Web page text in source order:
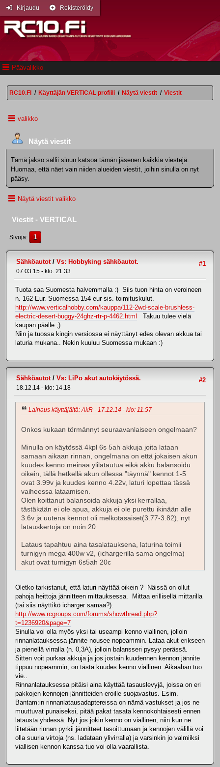
Päävalikko
Kirjaudu Rekisteröidy
RC10.FI / Käyttäjän VERTICAL profiili / Näytä viestit / Viestit
valikko
Näytä viestit
Tämä jakso sallii sinun katsoa tämän jäsenen kaikkia viestejä.
Huomaa, että näet vain niiden alueiden viestit, joihin sinulla on nyt
pääsy.
Näytä viestit valikko
Viestit - VERTICAL
Sivuja 1
#1
Sähköautot/ Vs: Hobbyking sähköautot.
07.03.15 - klo: 21.33
Tuota saa Suomesta halvemmalla :) Siis tuon hinta on veroineen
n. 162 Eur. Suomessa 154 eur sis. toimituskulut.
http://www.verticalhobby.com/kauppa/112-2wd-scale-brushless-
electric-desert-buggy-24ghz-rtr-p-4462.html
Takuu tulee vielä
kaupan päälle ;)
Niin ja tuossa kingin versiossa ei näyttänyt edes olevan akkua tai
laturia mukana.. Nekin kuuluu Suomessa mukaan :)
#2
Sähköautot/ Vs: LiPo akut autokäytössä.
18.12.14 - klo: 14.18
Lainaus käyttäjältä: AkR - 17.12.14 - klo: 11.57
Onkos kukaan törmännyt seuraavanlaiseen ongelmaan?
Minulla on käytössä 4kpl 6s 5ah akkuja joita lataan
samaan aikaan rinnan, ongelmana on että jokaisen akun
kuudes kenno meinaa ylilatautua eikä akku balansoidu
oikein, tällä hetkellä akun ollessa "täynnä" kennot 1-5
ovat 3.99v ja kuudes kenno 4.22v, laturi lopettaa tässä
vaiheessa lataamisen.
Olen koittanut balansoida akkuja yksi kerrallaa,
tästäkään ei ole apua, akkuja ei ole purettu ikinään alle
3.6v ja uutena kennot oli melkotasaiset(3.77-3.82), nyt
latauskertoja on noin 20
Lataus tapahtuu aina tasalatauksena, laturina toimii
turnigyn mega 400w v2, (ichargerilla sama ongelma)
akut ovat turnigyn 6s5ah 20c
Oletko tarkistanut, että laturi näyttää oikein ? Näissä on ollut
pahoja heittoja jännitteen mittauksessa. Mittaa erillisellä mittarilla
(tai siis näyttikö icharger samaa?).
http://www.rcgroups.com/forums/showthread.php?
t=1236920&page=7
Sinulla voi olla myös yksi tai useampi kenno viallinen, jolloin
rinnanlatauksessa jännite nousee nopeammin. Lataa akut erikseen
ja pienellä virralla (n. 0,3A), jolloin balansseri pysyy perässä.
Sitten voit purkaa akkuja ja jos jostain kuudennen kennon jännite
tippuu nopeammin, on tästä kuudes kenno viallinen. Aikaahan tuo
vie..
Rinnanlatauksessa pitäisi aina käyttää tasauslevyjä, joissa on eri
pakkojen kennojen jännitteiden eroille suojavastus. Esim.
Bantam:in rinnanlatausadaptereissa on nämä vastukset ja jos ne
muuttuvat punaiseksi, pitää pakat tasata kennokohtaisesti ennen
latausta yhdessä. Nyt jos jokin kenno on viallinen, niin kun ne
liitetään rinnan pyrkii jännitteet tasoittumaan ja kennojen välillä voi
olla suuria virtoja (ns. ladataan ylivirralla) ja varsinkin jo valmiiksi
viallisen kennon kanssa tuo voi olla vaarallista.